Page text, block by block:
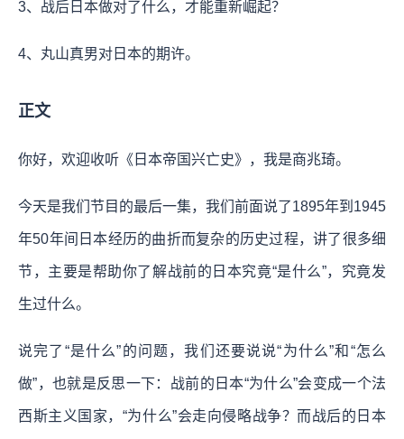
3、战后日本做对了什么，才能重新崛起？
4、丸山真男对日本的期许。
正文
你好，欢迎收听《日本帝国兴亡史》，我是商兆琦。
今天是我们节目的最后一集，我们前面说了1895年到1945
年50年间日本经历的曲折而复杂的历史过程，讲了很多细
节，主要是帮助你了解战前的日本究竟“是什么”，究竟发
生过什么。
说完了“是什么”的问题，我们还要说说“为什么”和“怎么
做”，也就是反思一下：战前的日本“为什么”会变成一个法
西斯主义国家，“为什么”会走向侵略战争？而战后的日本